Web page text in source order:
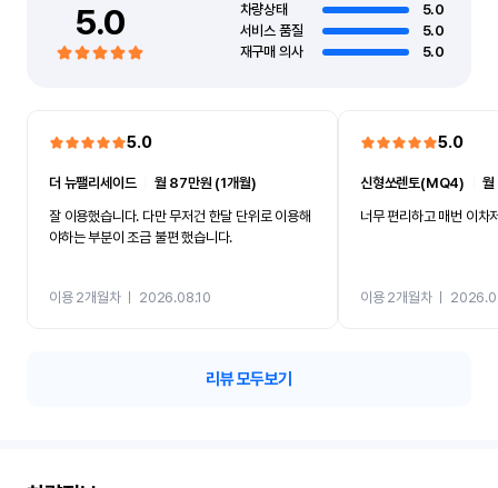
5.0 차량상태
5.0
서비스 품질
5.0
재구매 의사
5.0
5.0
더 뉴팰리세이드ㅣ 월 87만원 (1개월)
잘 이용했습니다. 다만 무저건 한달 단위로 이용해
야하는 부분이 조금 불편 했습니다.
이용 2개월차ㅣ 2026.08.10
5.0
신형쏘렌토(MQ4) ㅣ월
너무 편리하고 매번 이차
이용 2개월차ㅣ
리뷰 모두보기